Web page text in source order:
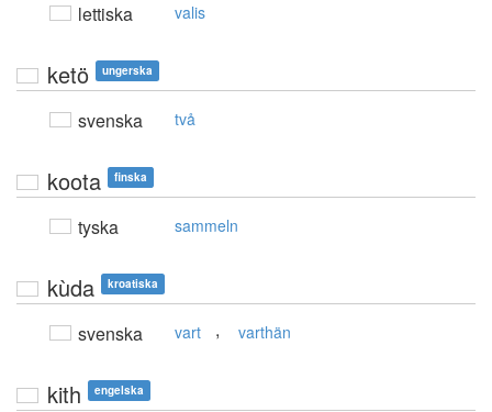
lettiska valis
ketö ungerska
svenska två
koota finska
tyska sammeln
kùda kroatiska
svenska vart , varthän
kith engelska